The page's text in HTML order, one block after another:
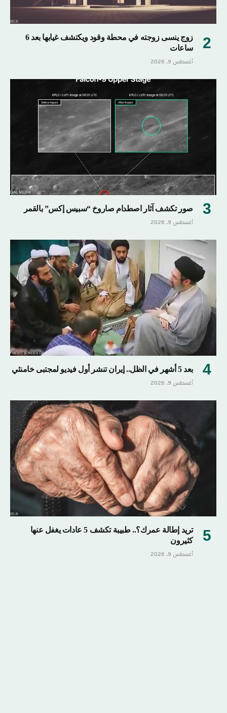
زوج ينسى زوجته في محطة وقود ويكتشف غيابها بعد 6
ساعات
أغسطس 9, 2026
صور تكشف آثار اصطدام صاروخ “سبيس إكس” بالقمر
أغسطس 9, 2026
بعد 5 أشهر في الظل.. إيران تنشر أول فيديو لمجتبى خامنئي
أغسطس 9, 2026
تريد إطالة عمرك؟.. طبيبة تكشف 5 عادات يغفل عنها
كثيرون
أغسطس 9, 2026